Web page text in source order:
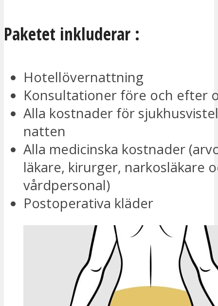
Paketet inkluderar :
Hotellövernattning
Konsultationer före och efter
Alla kostnader för
natten
Alla medicinska kostnader
läkare, kirurger, narkosläkare
vårdpersonal)
Postoperativa kläder